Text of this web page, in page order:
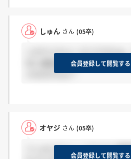
しゅん さん (05卒)
＞オヤジさんへ そうですかぁ
日に連絡あったのでしょうか
メなのかなぁ？
会員登録して閲覧する
オヤジ さん (05卒)
＞しゅんさんへ リクナビに携
会員登録して閲覧する